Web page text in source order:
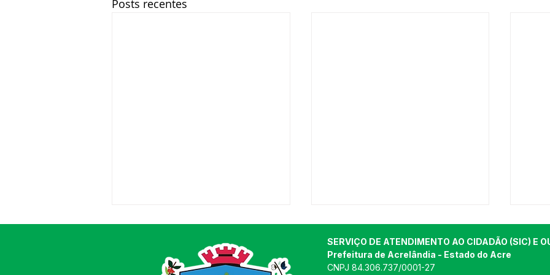
Posts recentes
SERVIÇO DE ATENDIMENTO AO CIDADÃO (SIC) E
Prefeitura de Acrelândia - Estado do Acre
CNPJ 84.306.737/0001-27